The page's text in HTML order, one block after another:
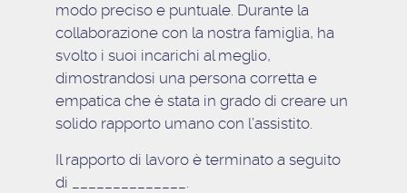
modo preciso e puntuale. Durante la
collaborazione con la nostra famiglia, ha
svolto i suoi incarichi al meglio,
dimostrandosi una persona corretta e
empatica che è stata in grado di creare un
solido rapporto umano con l’assistito.
Il rapporto di lavoro è terminato a seguito
di ______________.